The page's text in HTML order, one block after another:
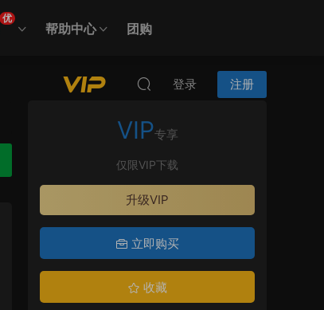
优
帮助中心 团购
登录 注册
VIP专享
仅限VIP下载
升级VIP
立即购买
收藏